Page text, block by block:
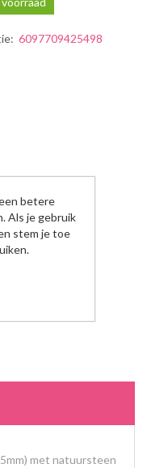
6097709425498
met natuursteen
betere
Als je gebruik
stem je toe